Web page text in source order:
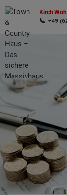
Kirch
+49
Wonach